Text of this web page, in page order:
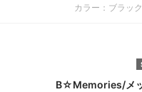
カラー：ブラック
B☆Memories/メ